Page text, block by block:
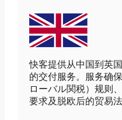
快客提供从中国到英
的交付服务。服务确
ローバル関税）规则
要求及脱欧后的贸易法